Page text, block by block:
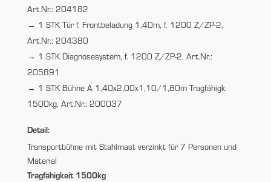
Art.Nr.: 204182
1 STK Tür f. Frontbeladung 1,40m, f. 1200 Z/ZP-2,
Art.Nr.: 204380
1 STK Diagnosesystem, f. 1200 Z/ZP-2, Art.Nr.:
205891
1 STK Bühne A 1,40x2,00x1,10/1,80m Tragfähigk.
1500kg, Art.Nr.: 200037
Detail:
Transportbühne mit Stahlmast verzinkt für 7 Personen und
Material
Tragfähigkeit 1500kg